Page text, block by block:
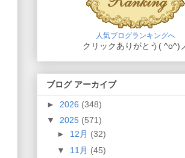
人気ブログランキングへ
クリックありがとう( ^o^)
ブログ アーカイブ
► 2026 (348)
▼ 2025 (571)
► 12月 (32)
▼ 11月 (45)